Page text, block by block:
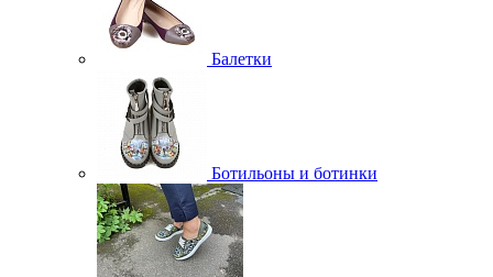
Балетки
Ботильоны и ботинки